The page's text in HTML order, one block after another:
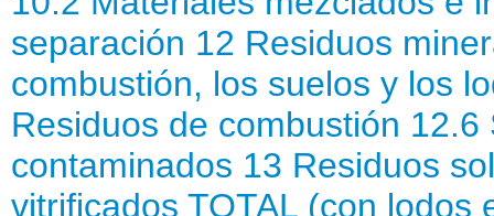
separación 12 Residuos
combustión, los suelos y los
Residuos de combustión 12.6
contaminados 13 Residuos
vitrificados TOTAL (con lodos